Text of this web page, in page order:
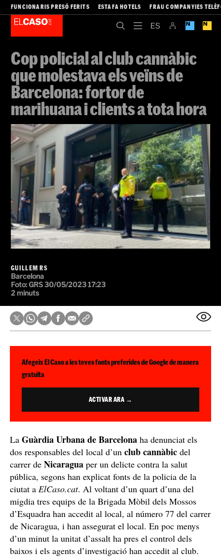
FUNCIONARIS PRESÓ FERITS ESTAFA HOTELS FRAU COMPANYIES
Cop policial al club cannàbic
que molestava els veïns de
Barcelona: fortor de
marihuana i clients a tota hora
GUILLEM RS
Barcelona
Foto:GRS30/05/2023 17:23
2 minuts
Afegeix El Caso a les teves fonts preferides de Google de manera
gratuïta
ACTIVAR ARA →
La Guàrdia Urbana de Barcelona ha denunciat els
dos responsables del local d’un club cannàbic del
carrer de Nicaragua per un delicte contra la salut
pública, segons han explicat fonts de la policia de la
ciutat a ElCaso.cat. Al voltant d’un quart d’una del
migdia tres equips de la Brigada Mòbil dels Mossos
d’Esquadra han accedit al local, al número 77 del carrer
de Nicaragua, i han assegurat el local. En poc menys
d’un minut la unitat d’assalt ha pres el control dels
baixos i els agents d’investigació han accedit al club.